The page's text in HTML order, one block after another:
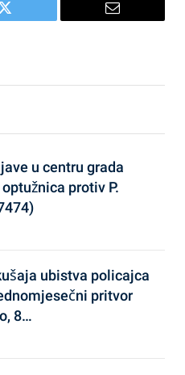
Twitter Email
u centru grada
protiv P.
ubistva policajca
pritvor
8…